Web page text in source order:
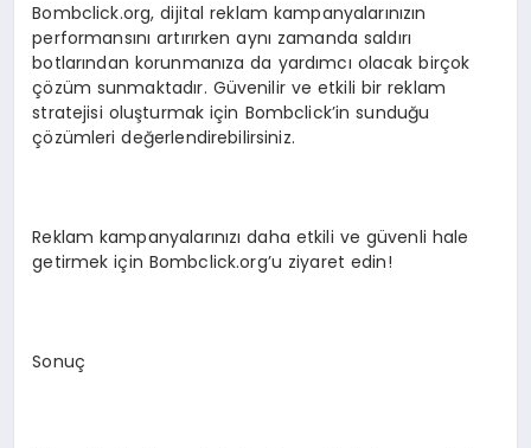
Bombclick.org, dijital reklam kampanyalarınızın
performansını artırırken aynı zamanda saldırı
botlarından korunmanıza da yardımcı olacak birçok
çözüm sunmaktadır. Güvenilir ve etkili bir reklam
stratejisi oluşturmak için Bombclick’in sunduğu
çözümleri değerlendirebilirsiniz.
Reklam kampanyalarınızı daha etkili ve güvenli hale
getirmek için Bombclick.org’u ziyaret edin!
Sonuç